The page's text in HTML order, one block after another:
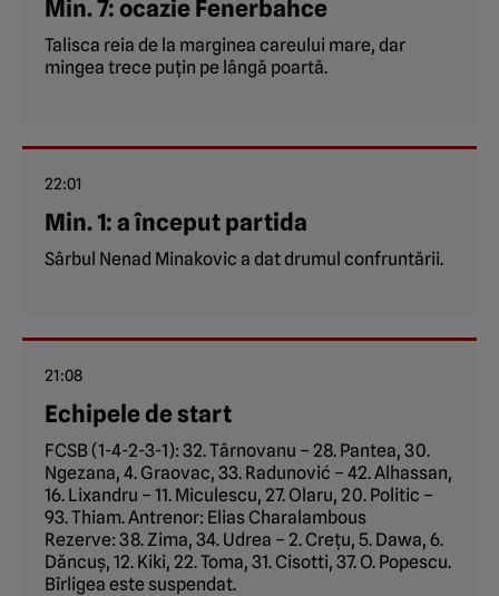
Min. 7: ocazie Fenerbahce
Talisca reia de la marginea careului mare, dar
mingea trece puțin pe lângă poartă.
22:01
Min. 1: a început partida
Sârbul Nenad Minakovic a dat drumul confruntării.
21:08
Echipele de start
FCSB (1-4-2-3-1): 32. Târnovanu – 28. Pantea, 30.
Ngezana, 4. Graovac, 33. Radunović – 42. Alhassan,
16. Lixandru – 11. Miculescu, 27. Olaru, 20. Politic –
93. Thiam. Antrenor: Elias Charalambous
Rezerve: 38. Zima, 34. Udrea – 2. Creţu, 5. Dawa, 6.
Dăncuș, 12. Kiki, 22. Toma, 31. Cisotti, 37. O. Popescu.
Bîrligea este suspendat.